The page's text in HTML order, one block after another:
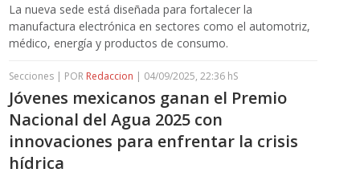
La nueva sede está diseñada para fortalecer la
manufactura electrónica en sectores como el automotriz,
médico, energía y productos de consumo.
Secciones | POR Redaccion | 04/09/2025, 22:36 hS
Jóvenes mexicanos ganan el Premio
Nacional del Agua 2025 con
innovaciones para enfrentar la crisis
hídrica